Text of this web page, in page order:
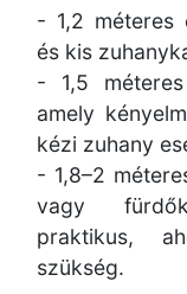
- 1,2 méteres
és kis
- 1,5
amely
kézi zuhany
- 1,8–2
vagy
praktikus,
szükség.